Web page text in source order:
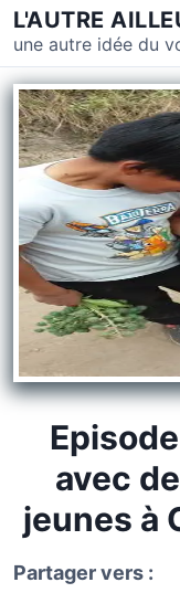
L'AUTRE
une autre idée du
avec
jeunes à
Partager vers :